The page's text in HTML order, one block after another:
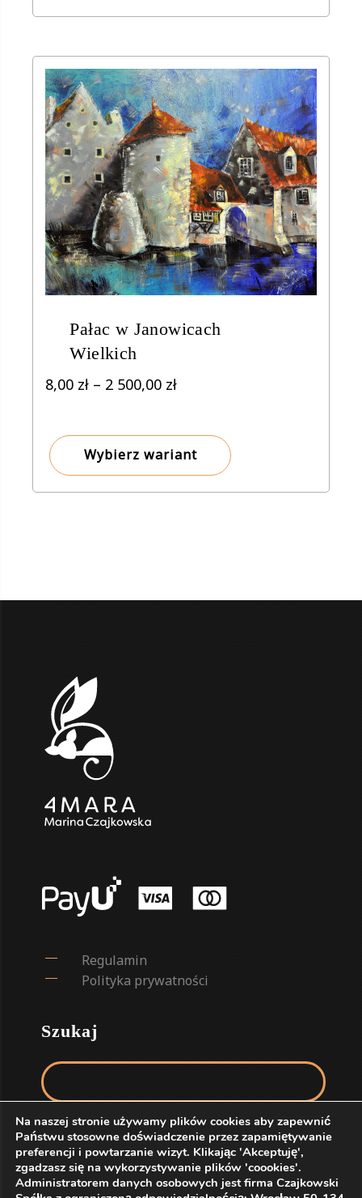
Pałac w Janowicach
Wielkich
8,00 zł – 2 500,00 złZakres
8,00 zł
do
Wybierz wariant
Regulamin
Polityka prywatności
Szukaj
Szukaj:
Na naszej stronie używamy plików cookies aby zapewnić
Państwu stosowne doświadczenie przez zapamiętywanie
preferencji i powtarzanie wizyt. Klikając 'Akceptuję',
zgadzasz się na wykorzystywanie plików 'coookies'.
Administratorem danych osobowych jest firma Czajkowski